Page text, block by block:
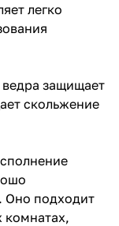
легко
ведра защищает
скольжение
Оно подходит
комнатах,